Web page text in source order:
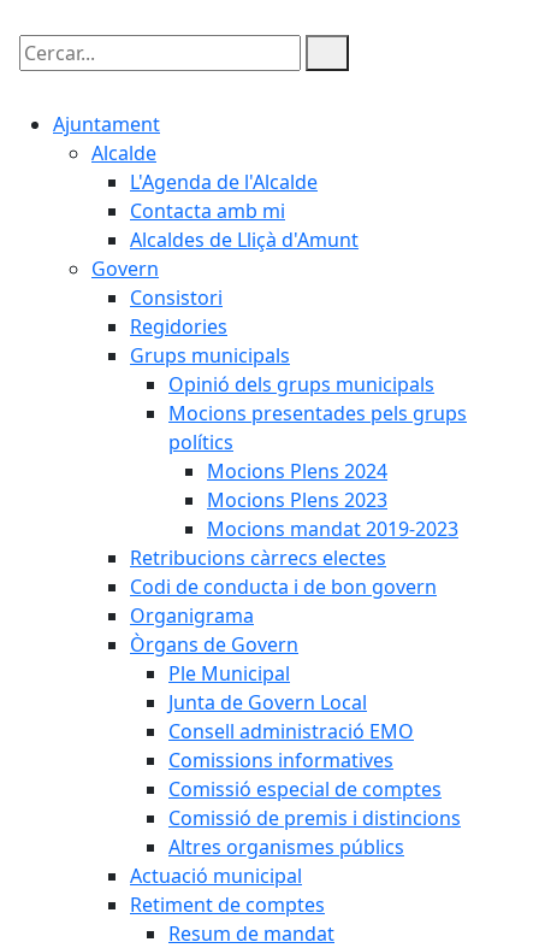
Cercar:
Ajuntament
Alcalde
L'Agenda de l'Alcalde
Contacta amb mi
Alcaldes de Lliçà d'Amunt
Govern
Consistori
Regidories
Grups municipals
Opinió dels grups municipals
Mocions presentades pels grups
polítics
Mocions Plens 2024
Mocions Plens 2023
Mocions mandat 2019-2023
Retribucions càrrecs electes
Codi de conducta i de bon govern
Organigrama
Òrgans de Govern
Ple Municipal
Junta de Govern Local
Consell administració EMO
Comissions informatives
Comissió especial de comptes
Comissió de premis i distincions
Altres organismes públics
Actuació municipal
Retiment de comptes
Resum de mandat